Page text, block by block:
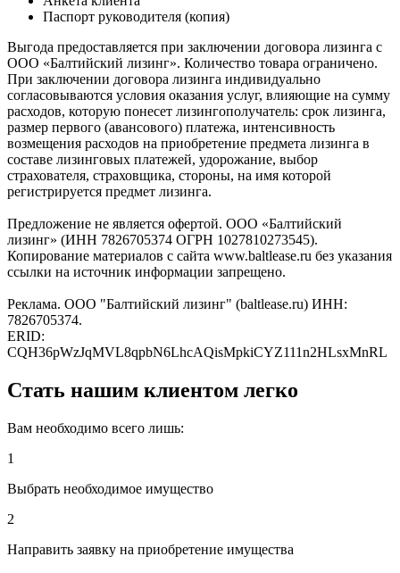
Паспорт руководителя (копия)
Выгода предоставляется при заключении договора лизинга с
ООО «Балтийский лизинг». Количество товара ограничено.
При заключении договора лизинга индивидуально
согласовываются условия оказания услуг, влияющие на сумму
расходов, которую понесет лизингополучатель: срок лизинга,
размер первого (авансового) платежа, интенсивность
возмещения расходов на приобретение предмета лизинга в
составе лизинговых платежей, удорожание, выбор
страхователя, страховщика, стороны, на имя которой
регистрируется предмет лизинга.
Предложение не является офертой. ООО «Балтийский
лизинг» (ИНН 7826705374 ОГРН 1027810273545).
Копирование материалов с сайта www.baltlease.ru без указания
ссылки на источник информации запрещено.
Реклама. ООО "Балтийский лизинг" (baltlease.ru) ИНН:
7826705374.
ERID:
CQH36pWzJqMVL8qpbN6LhcAQisMpkiCYZ111n2HLsxMnRL
Стать нашим клиентом легко
Вам необходимо всего лишь:
1
Выбрать необходимое имущество
2
Направить заявку на приобретение имущества